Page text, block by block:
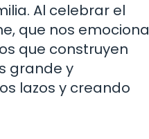
Al celebrar el
que nos emociona
que construyen
grande y
lazos y creando